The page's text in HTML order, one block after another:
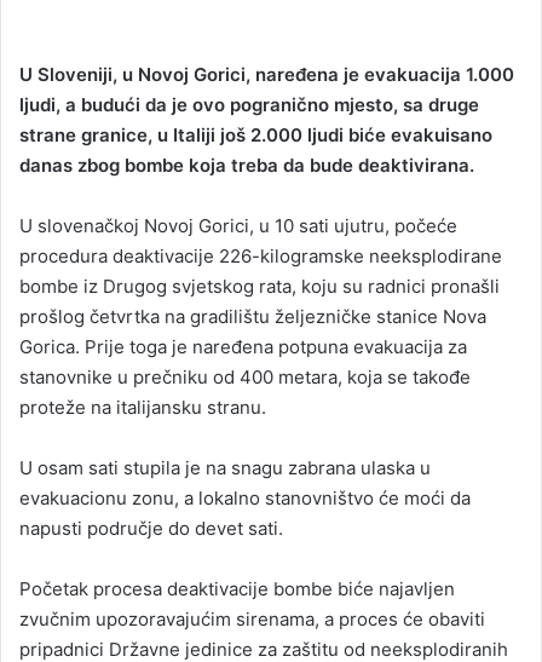
U Sloveniji, u Novoj Gorici, naređena je evakuacija 1.000
ljudi, a budući da je ovo pogranično mjesto, sa druge
strane granice, u Italiji još 2.000 ljudi biće evakuisano
danas zbog bombe koja treba da bude deaktivirana.
U slovenačkoj Novoj Gorici, u 10 sati ujutru, počeće
procedura deaktivacije 226-kilogramske neeksplodirane
bombe iz Drugog svjetskog rata, koju su radnici pronašli
prošlog četvrtka na gradilištu željezničke stanice Nova
Gorica. Prije toga je naređena potpuna evakuacija za
stanovnike u prečniku od 400 metara, koja se takođe
proteže na italijansku stranu.
U osam sati stupila je na snagu zabrana ulaska u
evakuacionu zonu, a lokalno stanovništvo će moći da
napusti područje do devet sati.
Početak procesa deaktivacije bombe biće najavljen
zvučnim upozoravajućim sirenama, a proces će obaviti
pripadnici Državne jedinice za zaštitu od neeksplodiranih